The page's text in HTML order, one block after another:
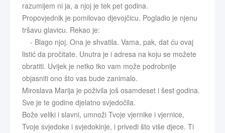
razumijem ni ja, a njoj je tek pet godina.
Propovjednik je pomilovao djevojčicu. Pogladio je njenu
tršavu glavicu. Rekao je:
- Blago njoj. Ona je shvatila. Vama, pak, dat ću ovaj
listić da pročitate. Unutra je i adresa na koju se možete
obratiti. Uvijek je netko tko vam može podrobnije
objasniti ono što vas bude zanimalo.
Miroslava Marija je poživila još osamdeset i šest godina.
Sve je te godine djelatno svjedočila.
Bože veliki i slavni, umnoži Tvoje vjernike i vjernice,
Tvoje svjedoke i svjedokinje, i privedi što više djece. Ti